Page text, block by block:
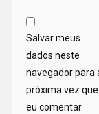
Salvar meus
dados neste
navegador para
próxima vez que
eu comentar.